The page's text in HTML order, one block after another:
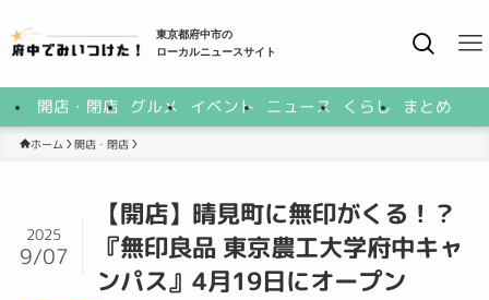
東京都府中市の
ローカルニュースサイト
開店・閉店 グルメ イベント ニュース くらし まとめ
ホーム 開店・閉店
【開店】晴見町に無印がくる！？
『無印良品 東京農工大学府中キャ
ンパス』4月19日にオープン
2025
9/07